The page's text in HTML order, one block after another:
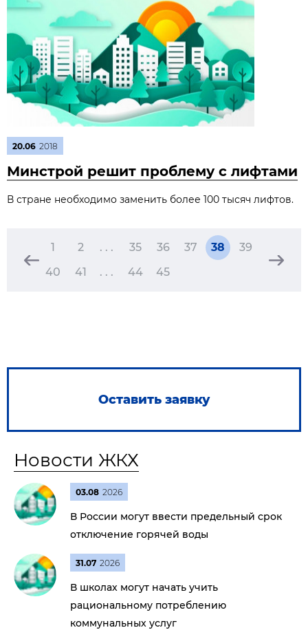
20.06 2018
Минстрой решит проблему с лифтами
В стране необходимо заменить более 100 тысяч лифтов.
1 2 . . . 35 36 37 38
39
40
41 . . . 44 45
Оставить заявку
Новости ЖКХ
03.08 2026
В России могут ввести предельный срок
отключение горячей воды
31.07 2026
В школах могут начать учить
рациональному потреблению
коммунальных услуг